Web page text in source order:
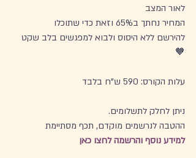
לאור המצב
המחיר נחתך ב65% וזאת כדי שתוכלו
להירשם ללא היסוס ולבוא למפגשים בלב שקט
🧡
עלות הקורס: 590 ש"ח בלבד
ניתן לחלק לתשלומים.
ההטבה לנרשמים מוקדם, תכף מסתיימת
למידע נוסף והרשמה לחצו כאן